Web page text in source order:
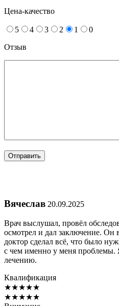
Цена-качество
5 4 3 2 1
0
Отзыв
Вячеслав 20.09.2025
Врач выслушал, провёл
осмотрел и дал заключение.
доктор сделал всё, что было
с чем именно у меня проблемы.
лечению.
Квалификация
★★★★★
★★★★★